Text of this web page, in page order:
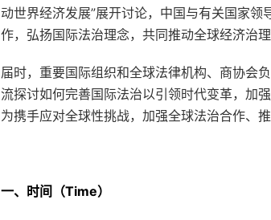
动世界经济发展”展开讨论，中国与有关国家
作，弘扬国际法治理念，共同推动全球经济治
届时，重要国际组织和全球法律机构、商协会
流探讨如何完善国际法治以引领时代变革，加
为携手应对全球性挑战，加强全球法治合作、
一、时间（Time）